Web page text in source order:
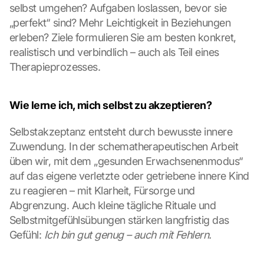
selbst umgehen? Aufgaben loslassen, bevor sie
„perfekt“ sind? Mehr Leichtigkeit in Beziehungen
erleben? Ziele formulieren Sie am besten konkret,
realistisch und verbindlich – auch als Teil eines
Therapieprozesses.
Wie lerne ich, mich selbst zu akzeptieren?
Selbstakzeptanz entsteht durch bewusste innere
Zuwendung. In der schematherapeutischen Arbeit
üben wir, mit dem „gesunden Erwachsenenmodus“
auf das eigene verletzte oder getriebene innere Kind
zu reagieren – mit Klarheit, Fürsorge und
Abgrenzung. Auch kleine tägliche Rituale und
Selbstmitgefühlsübungen stärken langfristig das
Gefühl: Ich bin gut genug – auch mit Fehlern.
a
n
o
o
g
ü
e
r
r
a
g
e
n
u
n